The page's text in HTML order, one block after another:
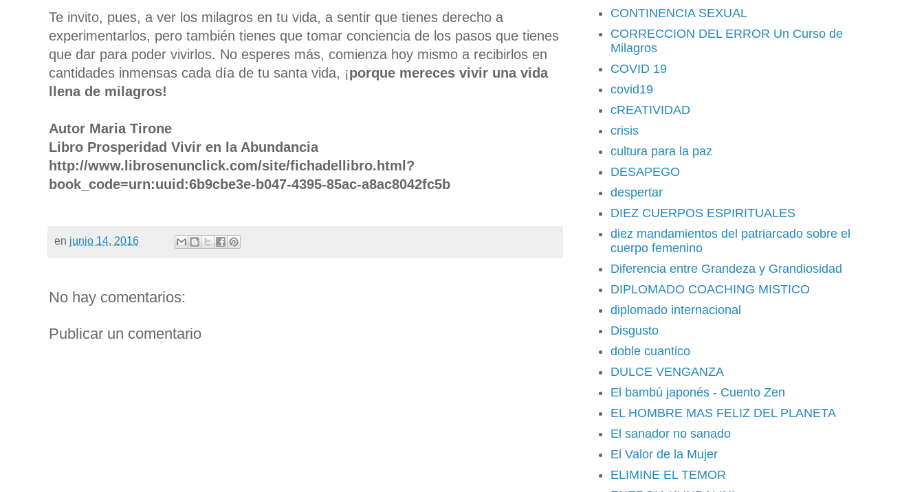
Te invito, pues, a ver los milagros en tu vida, a sentir que tienes derecho a
experimentarlos, pero también tienes que tomar conciencia de los pasos que tienes
que dar para poder vivirlos. No esperes más, comienza hoy mismo a recibirlos en
cantidades inmensas cada día de tu santa vida, ¡porque mereces vivir una vida
llena de milagros!
Autor Maria Tirone
Libro Prosperidad Vivir en la Abundancia
http://www.librosenunclick.com/site/fichadellibro.html?
book_code=urn:uuid:6b9cbe3e-b047-4395-85ac-a8ac8042fc5b
en junio 14, 2016
No hay comentarios:
Publicar un comentario
CONTINENCIA SEXUAL
CORRECCION DEL ERROR Un Curso de
Milagros
COVID 19
covid19
cREATIVIDAD
crisis
cultura para la paz
DESAPEGO
despertar
DIEZ CUERPOS ESPIRITUALES
diez mandamientos del patriarcado sobre el
cuerpo femenino
Diferencia entre Grandeza y Grandiosidad
DIPLOMADO COACHING MISTICO
diplomado internacional
Disgusto
doble cuantico
DULCE VENGANZA
El bambú japonés - Cuento Zen
EL HOMBRE MAS FELIZ DEL PLANETA
El sanador no sanado
El Valor de la Mujer
ELIMINE EL TEMOR